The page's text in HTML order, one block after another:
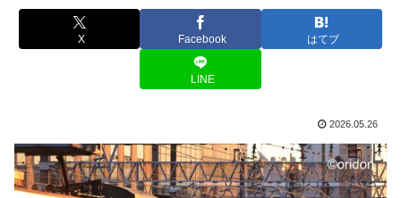
X Facebook はてブ
LINE
2026.05.26